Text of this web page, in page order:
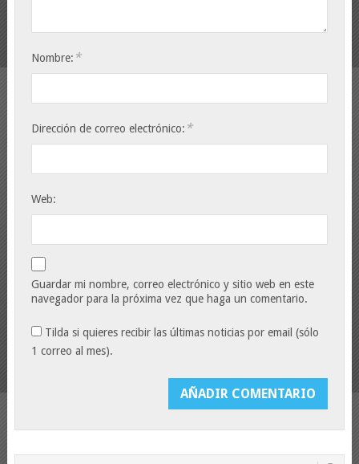
Nombre: *
Dirección de correo electrónico: *
Web:
Guardar mi nombre, correo electrónico y sitio web en este
navegador para la próxima vez que haga un comentario.
Tilda si quieres recibir las últimas noticias por email (sólo
1 correo al mes).